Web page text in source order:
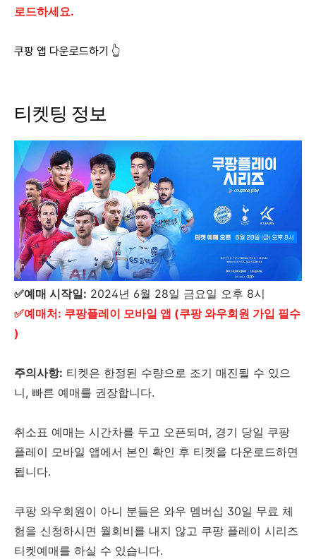
로드하세요.
쿠팡 앱 다운로드하기 👆
티켓팅 정보
✅예매 시작일: 2024년 6월 28일 금요일 오후 8시
✅예매처: 쿠팡플레이 모바일 앱 (쿠팡 와우회원 가입 필수
)
주의사항: 티켓은 한정된 수량으로 조기 매진될 수 있으
니, 빠른 예매를 권장합니다.
취소표 예매는 시간차를 두고 오픈되며, 경기 당일 쿠팡
플레이 모바일 앱에서 본인 확인 후 티켓을 다운로드하면
됩니다.
쿠팡 와우회원이 아니 분들은 와우 멤버십 30일 무료 체
험을 신청하시면 월회비를 내지 않고 쿠팡 플레이 시리즈
티켓예매를 하실 수 있습니다.